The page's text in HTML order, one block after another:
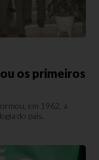
os primeiros
em 1962, a
do país.